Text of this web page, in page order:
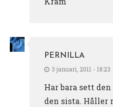
PERNILLA
3 januari, 2011 - 18:23
Har bara sett
den sista. Håller